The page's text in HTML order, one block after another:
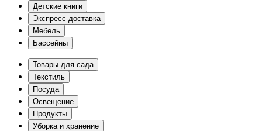
Детские книги
Экспресс-доставка
Мебель
Бассейны
Товары для сада
Текстиль
Посуда
Освещение
Продукты
Уборка и хранение